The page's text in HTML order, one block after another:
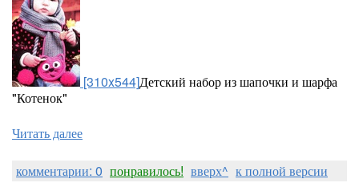
[310x544]Детский набор из шапочки и шарфа
"Котенок"
Читать далее
комментарии: 0 понравилось! вверх^ к полной версии